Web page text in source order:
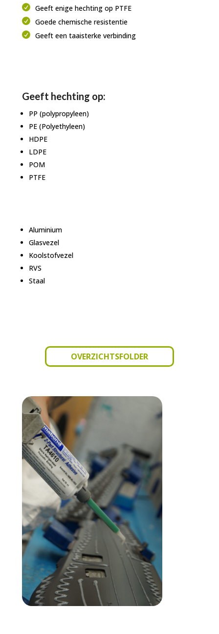
Geeft enige hechting op PTFE
Goede chemische resistentie
Geeft een taaisterke verbinding
Geeft hechting op:
PP (polypropyleen)
PE (Polyethyleen)
HDPE
LDPE
POM
PTFE
Aluminium
Glasvezel
Koolstofvezel
RVS
Staal
OVERZICHTSFOLDER